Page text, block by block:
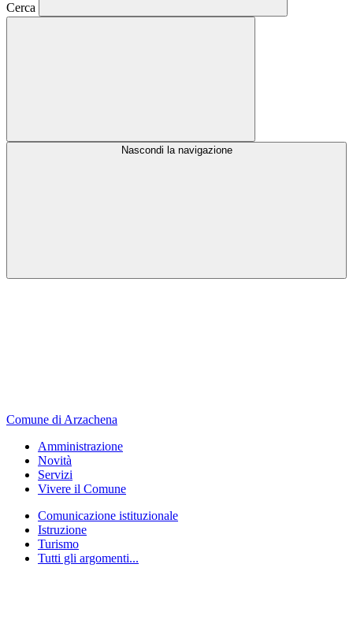
Cerca
Nascondi la navigazione
Comune di Arzachena
Amministrazione
Novità
Servizi
Vivere il Comune
Comunicazione istituzionale
Istruzione
Turismo
Tutti gli argomenti...